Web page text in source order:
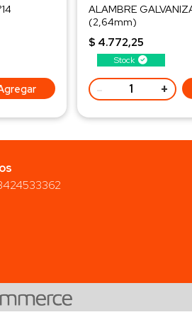
Stock
ALAMBRE
(2,64mm)
23 m/kg
Venta x kg.
$ 4.772,25
- +